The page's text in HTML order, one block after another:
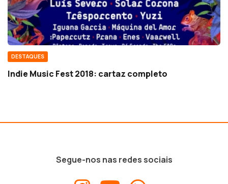
DESTAQUES
Indie Music Fest 2018: cartaz completo
Segue-nos nas redes sociais